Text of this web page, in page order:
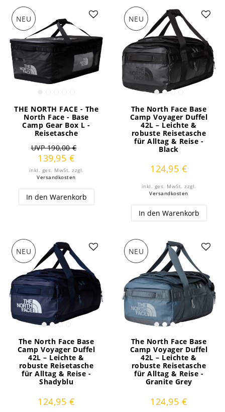
NEU
THE NORTH FACE - The
North Face - Base
Camp Gear Box L -
Reisetasche
UVP 190,00 €
139,95 €
inkl. ges. MwSt. zzgl.
Versandkosten
In den Warenkorb
NEU
The North Face Base
Camp Voyager Duffel
42L – Leichte &
robuste Reisetasche
für Alltag & Reise -
Black
124,95 €
inkl. ges. MwSt. zzgl.
Versandkosten
In den Warenkorb
NEU
The North Face Base
Camp Voyager Duffel
42L – Leichte &
robuste Reisetasche
für Alltag & Reise -
Shadyblu
124,95 €
NEU
The North Face Base
Camp Voyager Duffel
42L – Leichte &
robuste Reisetasche
für Alltag & Reise -
Granite Grey
124,95 €